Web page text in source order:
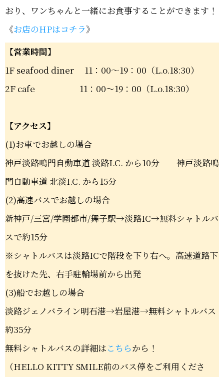
おり、ワンちゃんと一緒にお食事することができます！
《お店のHPはコチラ》
【営業時間】
1F seafood diner 11：00～19：00（L.o.18:30）
2F cafe 11：00～19：00（L.o.18:30）
【アクセス】
(1)お車でお越しの場合
神戸淡路鳴門自動車道 淡路I.C. から10分 神戸淡路鳴
門自動車道 北淡I.C. から15分
(2)高速バスでお越しの場合
新神戸/三宮/学園都市/舞子駅→淡路IC→無料シャトルバ
スで約15分
※シャトルバスは淡路ICで階段を下り右へ。高速道路下
を抜けた先、右手駐輪場前から出発
(3)船でお越しの場合
淡路ジェノバライン明石港→岩屋港→無料シャトルバス
約35分
無料シャトルバスの詳細はこちらから！
（HELLO KITTY SMILE前のバス停をご利用くださ